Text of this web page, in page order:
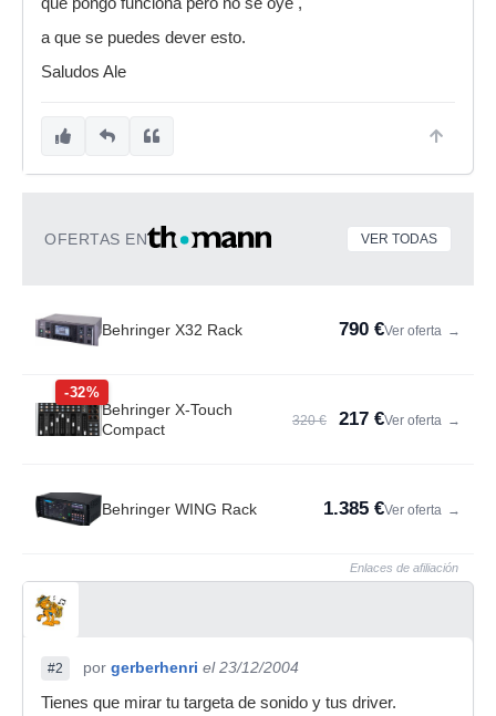
a que se puedes dever esto.
Saludos Ale
OFERTAS EN VER TODAS
Behringer X32 Rack 790 €Ver oferta →
-32%
Behringer X-Touch
Compact
320 € 217 €Ver oferta →
Behringer WING Rack 1.385 €Ver oferta →
Enlaces de afiliación
#2 por gerberhenri el 23/12/2004
Tienes que mirar tu targeta de sonido y tus driver.